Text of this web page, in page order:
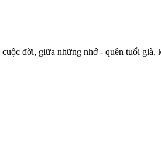
đời, giữa những nhớ - quên tuổi